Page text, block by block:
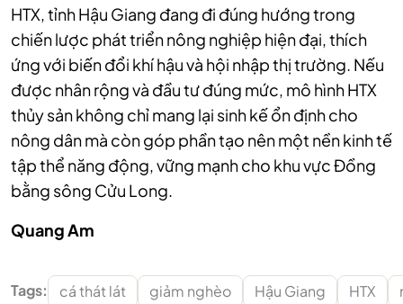
HTX, tỉnh Hậu Giang đang đi đúng hướng trong
chiến lược phát triển nông nghiệp hiện đại, thích
ứng với biến đổi khí hậu và hội nhập thị trường. Nếu
được nhân rộng và đầu tư đúng mức, mô hình HTX
thủy sản không chỉ mang lại sinh kế ổn định cho
nông dân mà còn góp phần tạo nên một nền kinh tế
tập thể năng động, vững mạnh cho khu vực Đồng
bằng sông Cửu Long.
Quang Am
Tags: cá thát lát giảm nghèo Hậu Giang HTX